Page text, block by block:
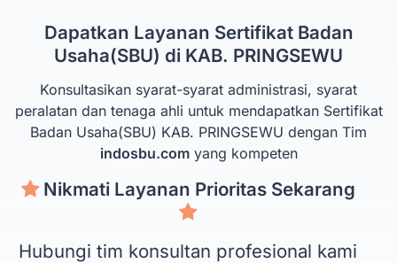
Dapatkan Layanan Sertifikat Badan
Usaha(SBU) di KAB. PRINGSEWU
Konsultasikan syarat-syarat administrasi, syarat
peralatan dan tenaga ahli untuk mendapatkan Sertifikat
Badan Usaha(SBU) KAB. PRINGSEWU dengan Tim
indosbu.comyang kompeten
Nikmati Layanan Prioritas Sekarang
Hubungi tim konsultan profesional kami